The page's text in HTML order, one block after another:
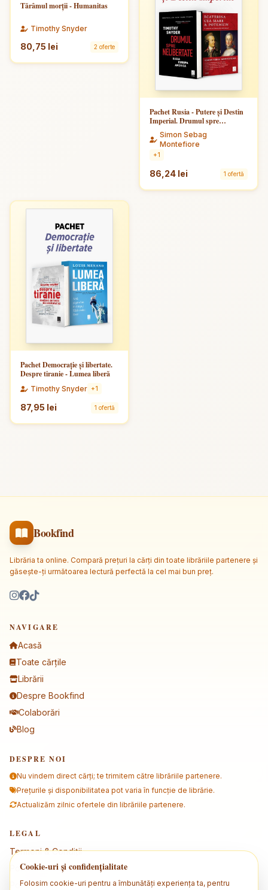
Tărâmul morţii - Humanitas
Timothy Snyder
80,75 lei 2 oferte
Pachet Rusia - Putere și Destin
Imperial. Drumul spre
nelibertate - Ecaterina cea Mare
&amp; Potemkin
Simon Sebag
Montefiore
+1
86,24 lei 1 ofertă
Pachet Democrație și libertate.
Despre tiranie - Lumea liberă
Timothy Snyder +1
87,95 lei 1 ofertă
Bookfind
Librăria ta online. Compară prețuri la cărți din toate librăriile partenere și
găsește-ți următoarea lectură perfectă la cel mai bun preț.
NAVIGARE
Acasă
Toate cărțile
Librării
Despre Bookfind
Colaborări
Blog
DESPRE NOI
Nu vindem direct cărți; te trimitem către librăriile partenere.
Prețurile și disponibilitatea pot varia în funcție de librărie.
Actualizăm zilnic ofertele din librăriile partenere.
LEGAL
Termeni & Condiții
Politica de confidențialitate
Politica de cookies
Cookie-uri și confidențialitate
Folosim cookie-uri pentru a îmbunătăți experiența ta, pentru